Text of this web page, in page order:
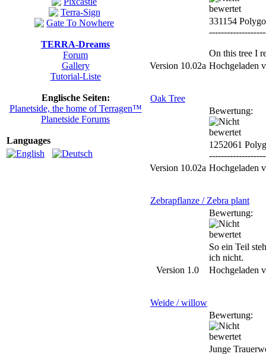
TERRA-Dreams
Forum
Gallery
Tutorial-Liste
Englische Seiten:
Planetside, the home of Terragen™
Planetside Forums
Languages
331154
On this tree I
Version 10.02a Hochgeladen
Oak Tree
Bewertung:
1252061
Version 10.02a Hochgeladen
Zebrapflanze / Zebra plant
Bewertung:
So ein Teil
ich nicht.
Version 1.0
Hochgeladen
Weide / willow
Bewertung:
Junge